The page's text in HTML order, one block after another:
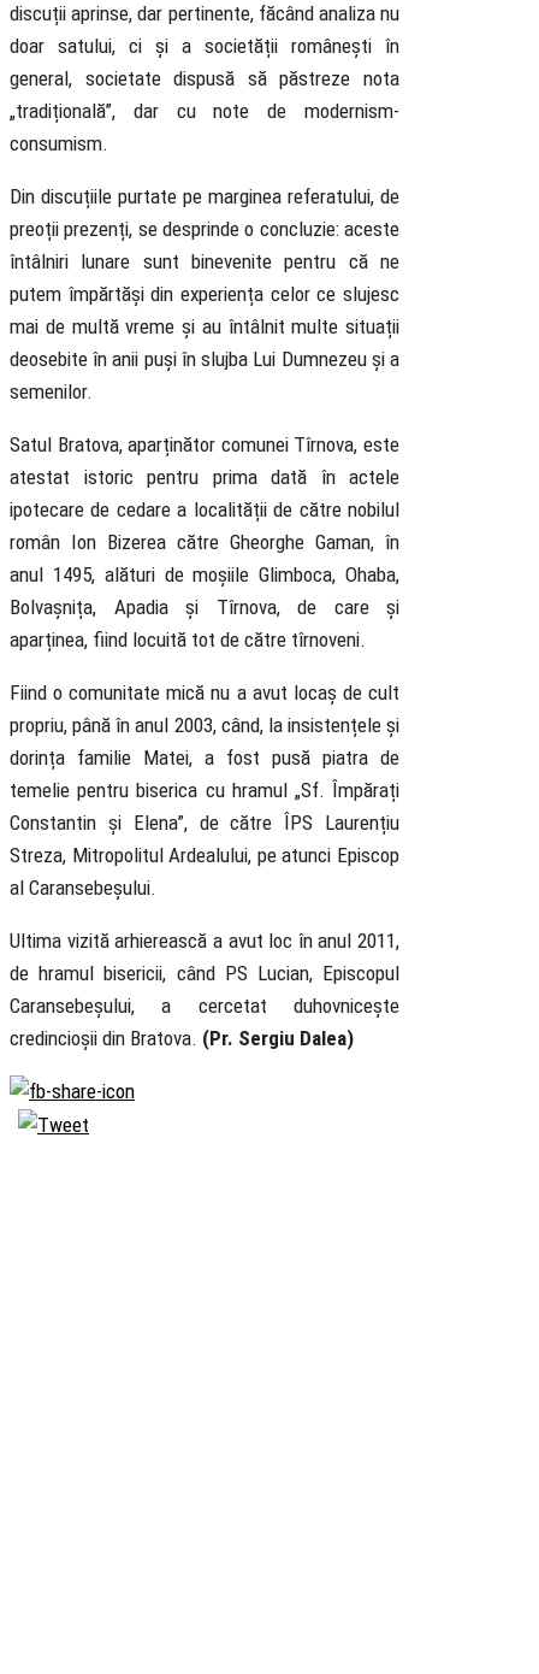
discuții aprinse, dar pertinente, făcând analiza nu
doar satului, ci și a societății românești în
general, societate dispusă să păstreze nota
„tradițională”, dar cu note de modernism-
consumism.
Din discuțiile purtate pe marginea referatului, de
preoții prezenți, se desprinde o concluzie: aceste
întâlniri lunare sunt binevenite pentru că ne
putem împărtăși din experiența celor ce slujesc
mai de multă vreme și au întâlnit multe situații
deosebite în anii puși în slujba Lui Dumnezeu și a
semenilor.
Satul Bratova, aparținător comunei Tîrnova, este
atestat istoric pentru prima dată în actele
ipotecare de cedare a localității de către nobilul
român Ion Bizerea către Gheorghe Gaman, în
anul 1495, alături de moșiile Glimboca, Ohaba,
Bolvașnița, Apadia și Tîrnova, de care și
aparținea, fiind locuită tot de către tîrnoveni.
Fiind o comunitate mică nu a avut locaș de cult
propriu, până în anul 2003, când, la insistențele și
dorința familie Matei, a fost pusă piatra de
temelie pentru biserica cu hramul „Sf. Împărați
Constantin și Elena”, de către ÎPS Laurențiu
Streza, Mitropolitul Ardealului, pe atunci Episcop
al Caransebeșului.
Ultima vizită arhierească a avut loc în anul 2011,
de hramul bisericii, când PS Lucian, Episcopul
Caransebeșului, a cercetat duhovnicește
credincioșii din Bratova. (Pr. Sergiu Dalea)